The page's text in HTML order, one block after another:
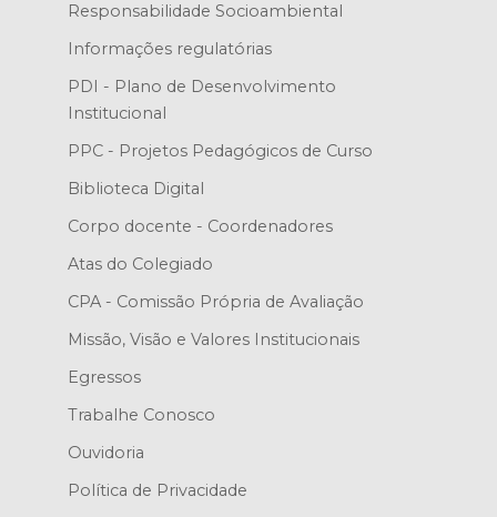
Responsabilidade Socioambiental
Informações regulatórias
PDI - Plano de Desenvolvimento
Institucional
PPC - Projetos Pedagógicos de Curso
Biblioteca Digital
Corpo docente - Coordenadores
Atas do Colegiado
CPA - Comissão Própria de Avaliação
Missão, Visão e Valores Institucionais
Egressos
Trabalhe Conosco
Ouvidoria
Política de Privacidade